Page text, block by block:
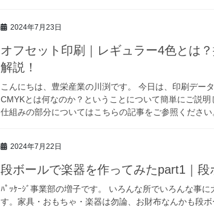
2024年7月23日
オフセット印刷｜レギュラー4色とは
解説！
こんにちは、豊栄産業の川渕です。 今日は、印刷デー
CMYKとは何なのか？ということについて簡単にご説
仕組みの部分についてはこちらの記事をご参照くださ
2024年7月22日
段ボールで楽器を作ってみたpart1｜
ﾊﾟｯｹｰｼﾞ事業部の増子です。 いろんな所でいろんな事
す。家具・おもちゃ・楽器は勿論、お財布なんかも段